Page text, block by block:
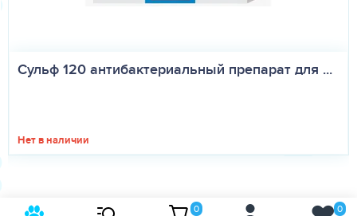
Сульф 120 антибактериальный препарат для ...
Нет в наличии
0 0